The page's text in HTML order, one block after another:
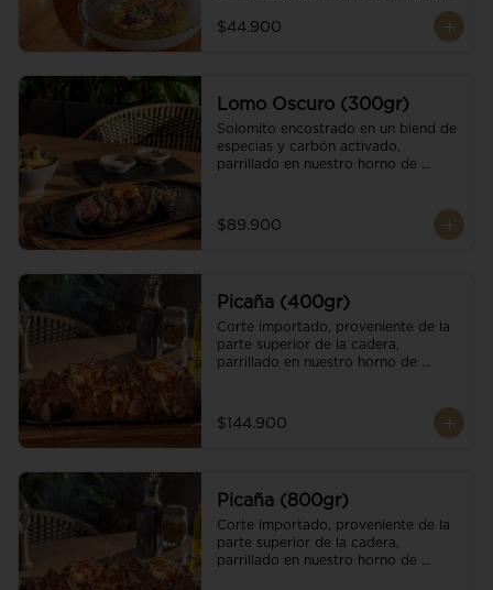
$44.900
Lomo Oscuro (300gr)
Solomito encostrado en un blend de
especias y carbón activado,
parrillado en nuestro horno de
mantequilla de ajo y pimientos.
Acompañado de salsa criolla y una
$89.900
Picaña (400gr)
Corte importado, proveniente de la
parte superior de la cadera,
parrillado en nuestro horno de
Acompañado de salsa criolla de la
casa.
$144.900
Picaña (800gr)
Corte importado, proveniente de la
parte superior de la cadera,
parrillado en nuestro horno de